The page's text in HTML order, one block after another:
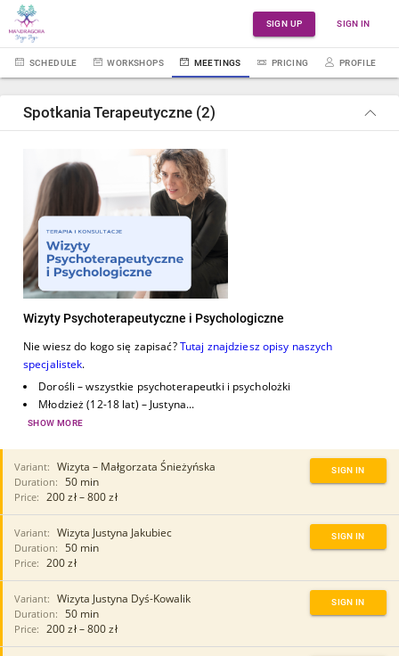
SIGN UP SIGN IN
SCHEDULE WORKSHOPS MEETINGS PRICING PROFILE
Spotkania Terapeutyczne (2)
Wizyty Psychoterapeutyczne i Psychologiczne
Nie wiesz do kogo się zapisać?Tutaj znajdziesz opisy naszych
specjalistek.
Dorośli – wszystkie psychoterapeutki i psycholożki
Młodzież (12-18 lat) – Justyna...
SHOW MORE
Variant: Wizyta – Małgorzata Śnieżyńska
Duration:
50 min
Price:
200 zł – 800 zł
SIGN IN
Variant: Wizyta Justyna Jakubiec
Duration:
50 min
Price:
200 zł
SIGN IN
Variant: Wizyta Justyna Dyś-Kowalik
Duration:
50 min
Price:
200 zł – 800 zł
SIGN IN